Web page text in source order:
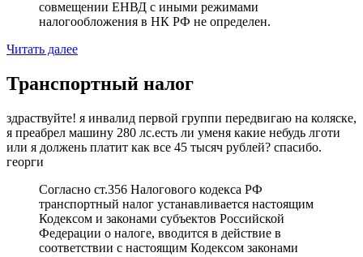
совмещении ЕНВД с иными режимами
налогообложения в НК РФ не определен.
Читать далее
Транспортный налог
здраствуйте! я инвалид первой группи передвигаю на коляске,
я преабрел машину 280 лс.есть ли уменя какие небудь лготи
или я должень платит как все 45 тысяч рублей? спасибо.
георги
Согласно ст.356 Налогового кодекса РФ
транспортный налог устанавливается настоящим
Кодексом и законами субъектов Российской
Федерации о налоге, вводится в действие в
соответствии с настоящим Кодексом законами